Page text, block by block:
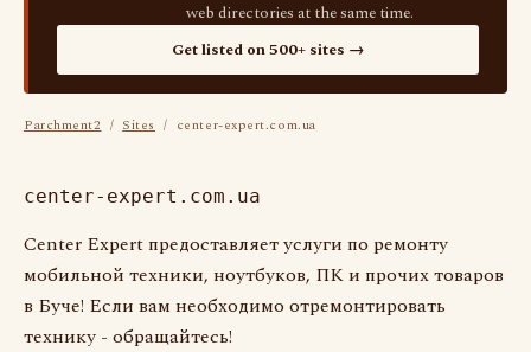
web directories at the same time.
Get listed on 500+ sites →
Parchment2 / Sites / center-expert.com.ua
center-expert.com.ua
Center Expert предоставляет услуги по ремонту
мобильной техники, ноутбуков, ПК и прочих товаров
в Буче! Если вам необходимо отремонтировать
технику - обращайтесь!